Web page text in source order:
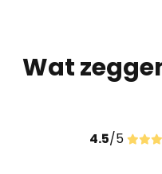
Wat
4.5/5